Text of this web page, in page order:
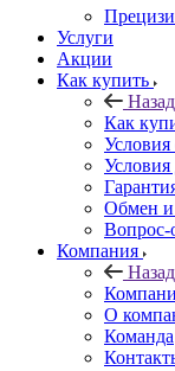
Услуги
Акции
Как купить
Назад
Как
Условия
Обмен и
Вопрос-
Компания
Назад
О
Команда